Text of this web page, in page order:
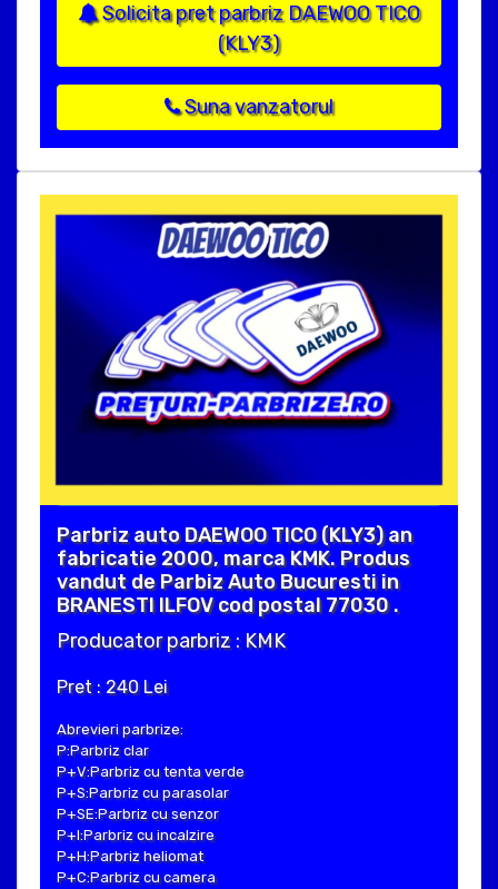
Solicita pret parbriz DAEWOO TICO
(KLY3)
Suna vanzatorul
Parbriz auto DAEWOO TICO (KLY3) an
fabricatie 2000, marca KMK. Produs
vandut de Parbiz Auto Bucuresti in
BRANESTI ILFOV cod postal 77030 .
Producator parbriz : KMK
Pret : 240 Lei
Abrevieri parbrize:
P:Parbriz clar
P+V:Parbriz cu tenta verde
P+S:Parbriz cu parasolar
P+SE:Parbriz cu senzor
P+I:Parbriz cu incalzire
P+H:Parbriz heliomat
P+C:Parbriz cu camera